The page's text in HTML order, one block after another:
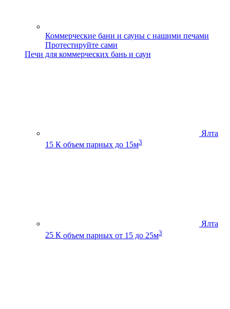
Коммерческие бани и сауны с нашими печами
Протестируйте сами
Печи для коммерческих бань и саун
Ялта
15 К объем парных до 15м3
Ялта
25 К объем парных от 15 до 25м3